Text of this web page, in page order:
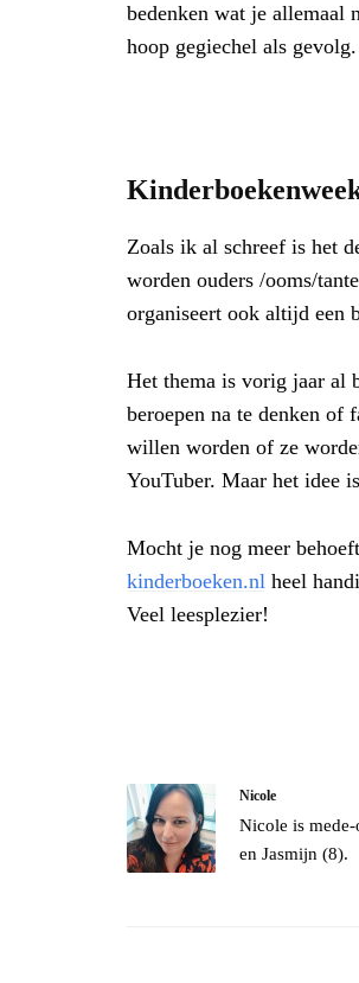
bedenken wat je allemaal
hoop gegiechel als gevolg.
Zoals ik al schreef is het
worden ouders /ooms/
organiseert ook altijd een
Het thema is vorig jaar al
beroepen na te denken of
willen worden of ze
YouTuber. Maar het idee
Mocht je nog meer
kinderboeken.nl heel
Veel leesplezier!
Nicole
Nicole is
en Jasmijn (8).